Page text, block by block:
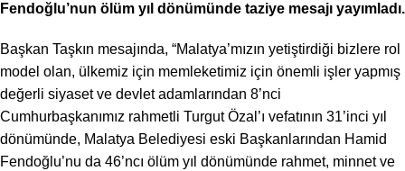
Fendoğlu’nun ölüm yıl dönümünde taziye mesajı yayımladı.
Başkan Taşkın mesajında, “Malatya’mızın yetiştirdiği bizlere rol
model olan, ülkemiz için memleketimiz için önemli işler yapmış
değerli siyaset ve devlet adamlarından 8’nci
Cumhurbaşkanımız rahmetli Turgut Özal’ı vefatının 31’inci yıl
dönümünde, Malatya Belediyesi eski Başkanlarından Hamid
Fendoğlu’nu da 46’ncı ölüm yıl dönümünde rahmet, minnet ve